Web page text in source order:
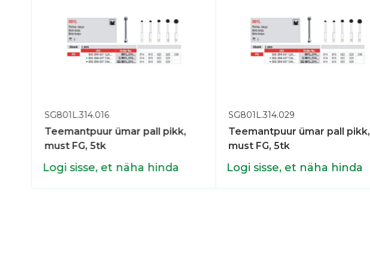
SG801L.314.016
Teemantpuur ümar pall pikk,
must FG, 5tk
Logi sisse, et näha hinda
SG801L.314.029
Teemantpuur ümar pall pikk,
must FG, 5tk
Logi sisse, et näha hinda